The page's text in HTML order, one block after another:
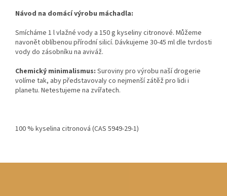
Návod na domácí výrobu máchadla:
Smícháme 1 l vlažné vody a 150 g kyseliny citronové. Můžeme
navonět oblíbenou přírodní silicí. Dávkujeme 30-45 ml dle tvrdosti
vody do zásobníku na aviváž.
Chemický minimalismus: Suroviny pro výrobu naší drogerie
volíme tak, aby představovaly co nejmenší zátěž pro lidi i
planetu. Netestujeme na zvířatech.
100 % kyselina citronová (CAS 5949-29-1)